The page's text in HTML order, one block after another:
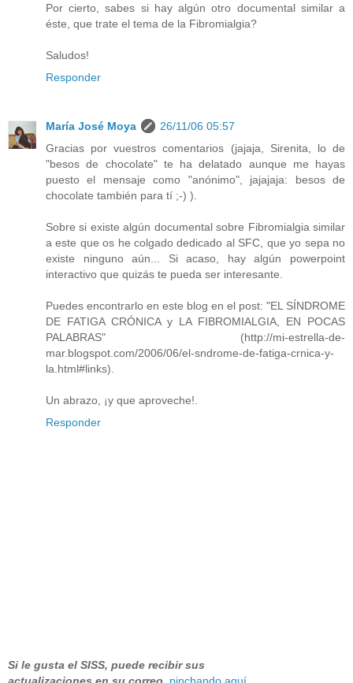
Por cierto, sabes si hay algún otro documental similar a
éste, que trate el tema de la Fibromialgia?
Saludos!
Responder
María José Moya
26/11/06 05:57
Gracias por vuestros comentarios (jajaja, Sirenita, lo de
"besos de chocolate" te ha delatado aunque me hayas
puesto el mensaje como "anónimo", jajajaja: besos de
chocolate también para tí ;-) ).
Sobre si existe algún documental sobre Fibromialgia similar
a este que os he colgado dedicado al SFC, que yo sepa no
existe ninguno aún... Si acaso, hay algún powerpoint
interactivo que quizás te pueda ser interesante.
Puedes encontrarlo en este blog en el post: "EL SÍNDROME
DE FATIGA CRÓNICA y LA FIBROMIALGIA, EN POCAS
PALABRAS" (http://mi-estrella-de-
mar.blogspot.com/2006/06/el-sndrome-de-fatiga-crnica-y-
la.html#links).
Un abrazo, ¡y que aproveche!.
Responder
Si le gusta el SISS, puede recibir sus